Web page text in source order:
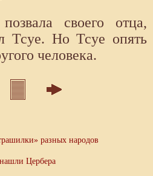
своего отца,
Тсуе. Но Тсуе опять
человека.
разных народов
Цербера